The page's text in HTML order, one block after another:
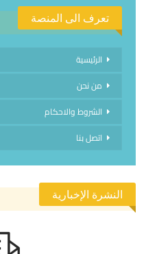
تعرف الى المنصة
الرئيسية
من نحن
الشروط والاحكام
اتصل بنا
النشرة الإخبارية